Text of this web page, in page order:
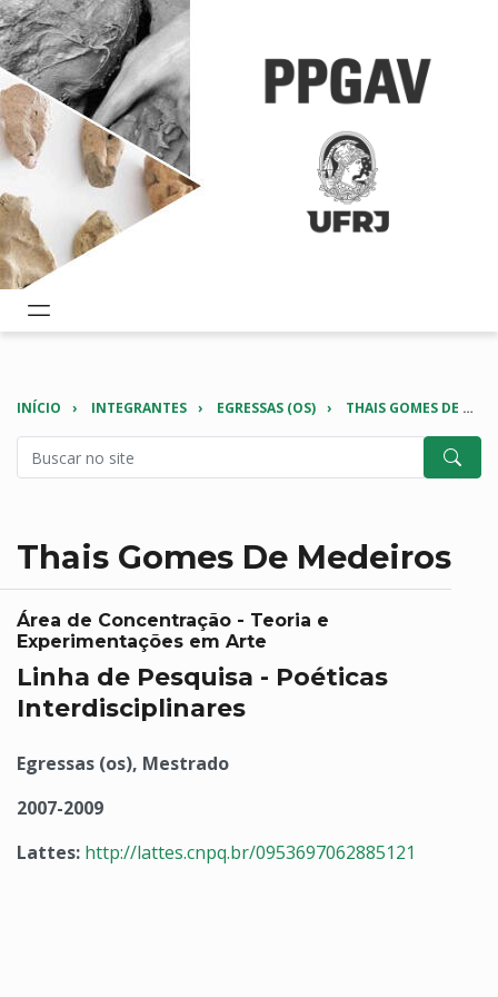
INÍCIO INTEGRANTES EGRESSAS (OS) THAIS GOMES DE MEDEIROS
Thais Gomes De Medeiros
Área de Concentração - Teoria e
Experimentações em Arte
Linha de Pesquisa - Poéticas
Interdisciplinares
Egressas (os), Mestrado
2007-2009
Lattes: http://lattes.cnpq.br/0953697062885121